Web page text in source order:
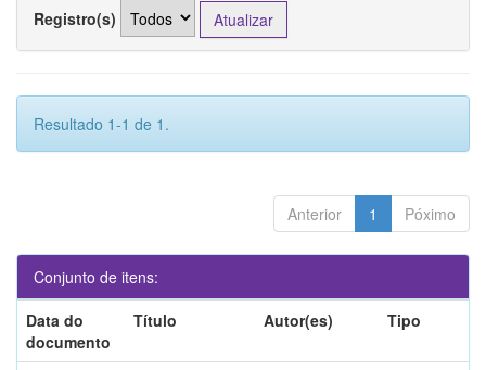
Registro(s)
Resultado 1-1 de 1.
Anterior 1 Póximo
Conjunto de itens:
Data do
documento
Título Autor(es) Tipo